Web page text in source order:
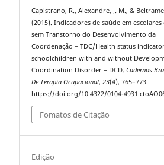
Capistrano, R., Alexandre, J. M., &
(2015). Indicadores de saúde em escolares
sem Transtorno do Desenvolvimento da
Coordenação – TDC/Health status
schoolchildren with and without
Coordination Disorder – DCD.Cadernos
De Terapia Ocupacional,23(4), 765–773.
https://doi.org/10.4322/0104-
Fomatos de Citação
Edição